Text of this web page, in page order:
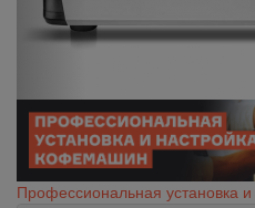
Профессиональная установка